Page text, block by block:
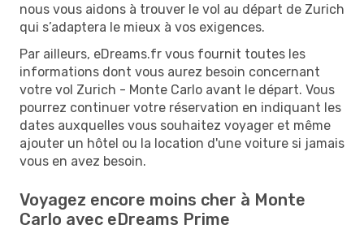
nous vous aidons à trouver le vol au départ de Zurich
qui s’adaptera le mieux à vos exigences.
Par ailleurs, eDreams.fr vous fournit toutes les
informations dont vous aurez besoin concernant
votre vol Zurich - Monte Carlo avant le départ. Vous
pourrez continuer votre réservation en indiquant les
dates auxquelles vous souhaitez voyager et même
ajouter un hôtel ou la location d'une voiture si jamais
vous en avez besoin.
Voyagez encore moins cher à Monte
Carlo avec eDreams Prime